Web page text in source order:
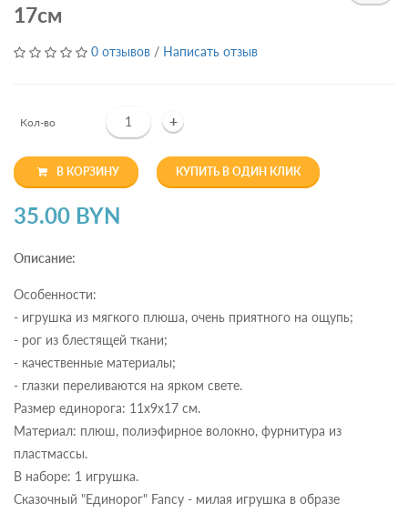
17см
0 отзывов / Написать отзыв
Кол-во +
В КОРЗИНУ КУПИТЬ В ОДИН КЛИК
35.00 BYN
Описание:
Особенности:
- игрушка из мягкого плюша, очень приятного на ощупь;
- рог из блестящей ткани;
- качественные материалы;
- глазки переливаются на ярком свете.
Размер единорога: 11х9х17 см.
Материал: плюш, полиэфирное волокно, фурнитура из
пластмассы.
В наборе: 1 игрушка.
Сказочный "Единорог" Fancy - милая игрушка в образе